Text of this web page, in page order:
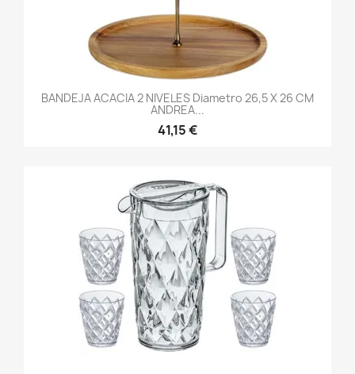
BANDEJA ACACIA 2 NIVELES Diametro 26,5 X 26 CM
ANDREA...
41,15 €